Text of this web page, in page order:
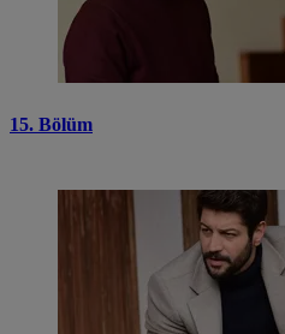
15. Bölüm